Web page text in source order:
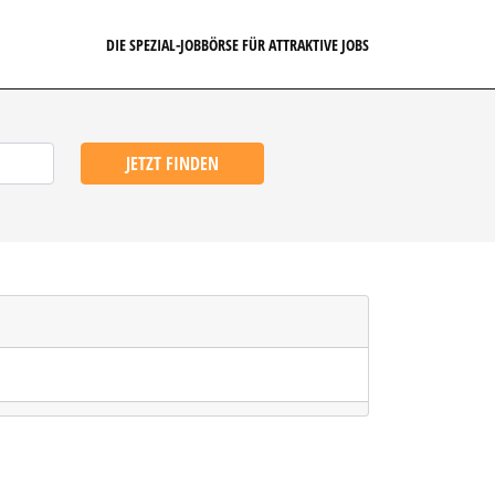
DIE SPEZIAL-JOBBÖRSE FÜR ATTRAKTIVE JOBS
JETZT FINDEN